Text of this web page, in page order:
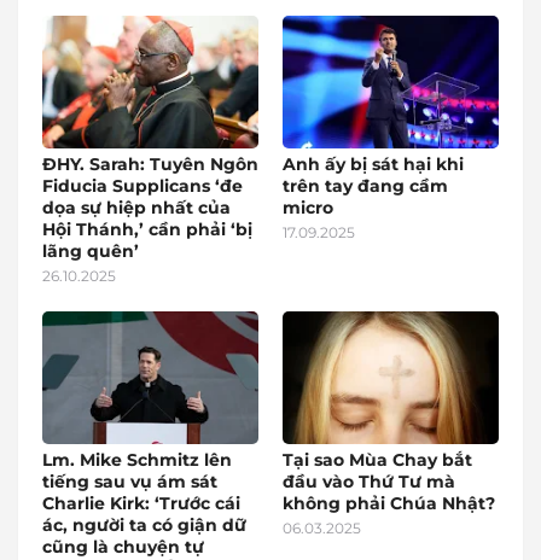
ĐHY. Sarah: Tuyên Ngôn
Fiducia Supplicans ‘đe
dọa sự hiệp nhất của
Hội Thánh,’ cần phải ‘bị
lãng quên’
26.10.2025
Anh ấy bị sát hại khi
trên tay đang cầm
micro
17.09.2025
Lm. Mike Schmitz lên
tiếng sau vụ ám sát
Charlie Kirk: ‘Trước cái
ác, người ta có giận dữ
cũng là chuyện tự
Tại sao Mùa Chay bắt
đầu vào Thứ Tư mà
không phải Chúa Nhật?
06.03.2025